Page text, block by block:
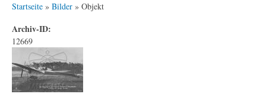
Startseite » Bilder » Objekt
Archiv-ID:
12669